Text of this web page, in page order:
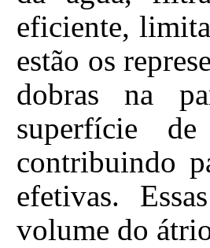
eficiente,
estão os
dobras na
superfície
contribuindo
efetivas.
volume do